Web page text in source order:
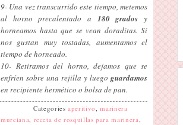
9- Una vez transcurrido este tiempo, metemos
al horno precalentado a 180 grados y
horneamos hasta que se vean doraditas. Si
nos gustan muy tostadas, aumentamos el
tiempo de horneado.
10- Retiramos del horno, dejamos que se
enfríen sobre una rejilla y luego guardamos
en recipiente hermético o bolsa de pan.
Categoriesaperitivo ,marinera
murciana receta de rosquillas para marinera